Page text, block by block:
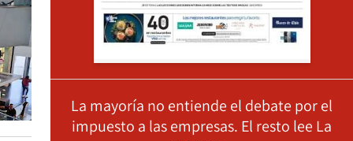
La mayoría no entiende el debate por el
impuesto a las empresas. El resto lee La